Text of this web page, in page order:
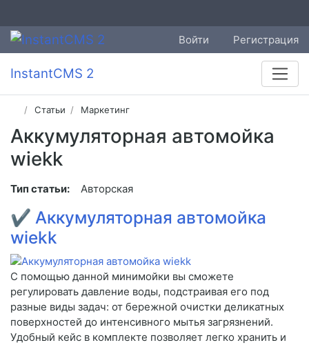
Войти Регистрация
InstantCMS 2
Статьи Маркетинг
Аккумуляторная автомойка
wiekk
Тип статьи: Авторская
✔ Аккумуляторная автомойка
wiekk
С помощью данной минимойки вы сможете
регулировать давление воды, подстраивая его под
разные виды задач: от бережной очистки деликатных
поверхностей до интенсивного мытья загрязнений.
Удобный кейс в комплекте позволяет легко хранить и